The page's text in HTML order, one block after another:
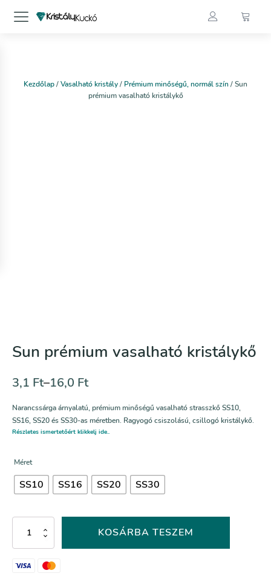
Kezdőlap/Vasalható kristály/ Prémium minőségű, normál szín/ Sun
prémium vasalható kristálykő
Sun prémium vasalható kristálykő
3,1 Ft–16,0 Ft
Narancssárga árnyalatú, prémium minőségű vasalható strasszkő SS10,
SS16, SS20 és SS30-as méretben. Ragyogó csiszolású, csillogó kristálykő.
Részletes ismertetőért klikkelj ide..
Méret
SS10 SS16 SS20 SS30
prémium
vasalható
kristálykő
mennyiség
KOSÁRBA TESZEM